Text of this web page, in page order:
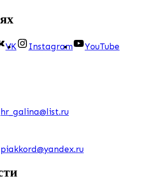
VK Instagram YouTube
hr_galina@list.ru
piakkord@yandex.ru